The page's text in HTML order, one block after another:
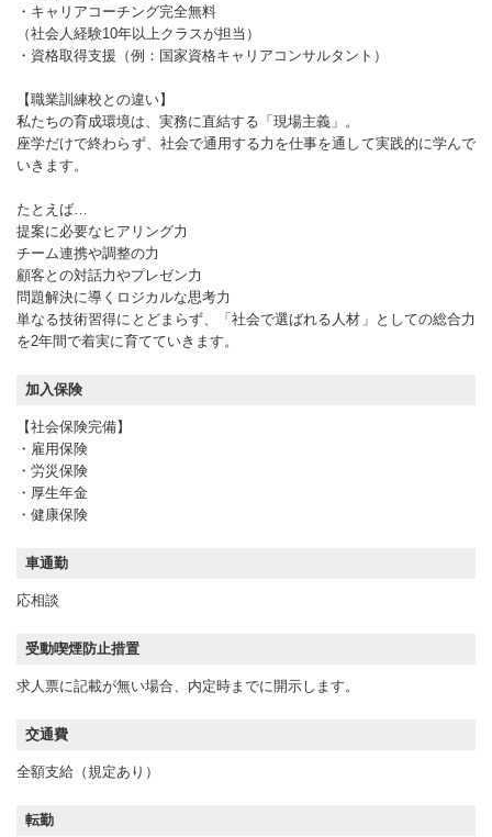
・キャリアコーチング完全無料
（社会人経験10年以上クラスが担当）
・資格取得支援（例：国家資格キャリアコンサルタント）
【職業訓練校との違い】
私たちの育成環境は、実務に直結する「現場主義」。
座学だけで終わらず、社会で通用する力を仕事を通して実践的に学んで
いきます。
たとえば…
提案に必要なヒアリング力
チーム連携や調整の力
顧客との対話力やプレゼン力
問題解決に導くロジカルな思考力
単なる技術習得にとどまらず、「社会で選ばれる人材」としての総合力
を2年間で着実に育てていきます。
加入保険
【社会保険完備】
・雇用保険
・労災保険
・厚生年金
・健康保険
車通勤
応相談
受動喫煙防止措置
求人票に記載が無い場合、内定時までに開示します。
交通費
全額支給（規定あり）
転勤